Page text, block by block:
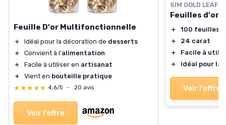
Feuille D'or Multifonctionnelle
＋ Idéal pour la décoration de desserts
＋
Convient à l'alimentation
＋
Facile à utiliser en artisanat
＋
Vient en bouteille pratique
★★★★★
★★★★★ 4,6/5 — 20 avis
Voir l'offre
SIM GOLD LEAF
Feuilles d'or
＋
100 feuilles
＋
24 carat
＋
Facile à
＋
Idéal pour la
Voir l'offre